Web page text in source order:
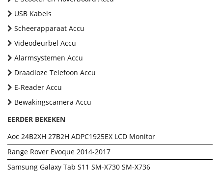
USB Kabels
Scheerapparaat Accu
Videodeurbel Accu
Alarmsystemen Accu
Draadloze Telefoon Accu
E-Reader Accu
Bewakingscamera Accu
EERDER BEKEKEN
Aoc 24B2XH 27B2H ADPC1925EX LCD Monitor
Range Rover Evoque 2014-2017
Samsung Galaxy Tab S11 SM-X730 SM-X736